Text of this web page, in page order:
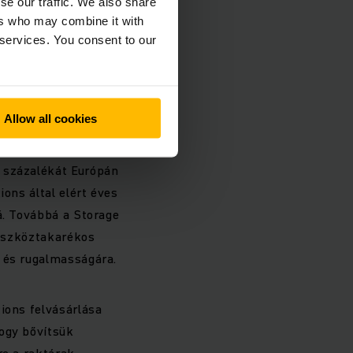
who may combine it with
You consent to our
Allow all cookies
élvez. A
átlagosan évi
az egy
Európán
által elért éves
a Storage
rugalmasságára.
felvásárlása
bővítsük